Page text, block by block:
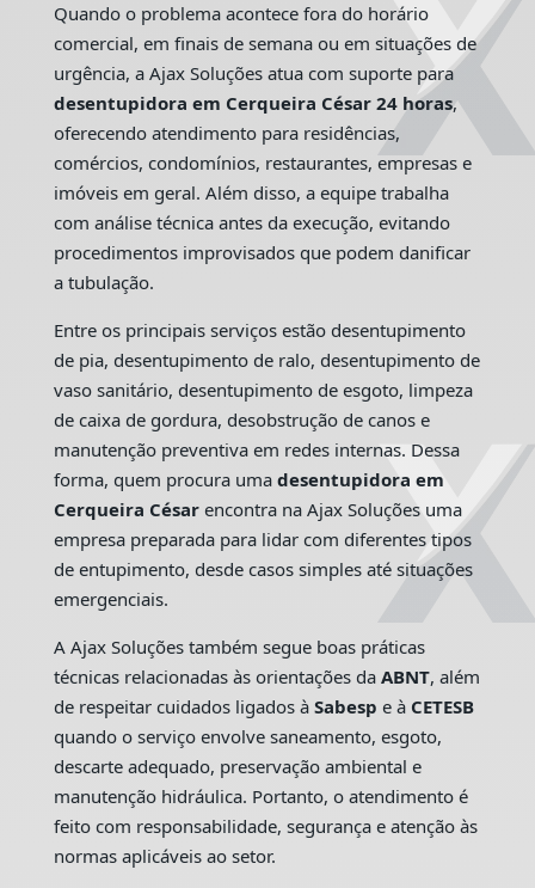
Quando o problema acontece fora do horário
comercial, em finais de semana ou em situações de
urgência, a Ajax Soluções atua com suporte para
desentupidora em Cerqueira César 24 horas,
oferecendo atendimento para residências,
comércios, condomínios, restaurantes, empresas e
imóveis em geral. Além disso, a equipe trabalha
com análise técnica antes da execução, evitando
procedimentos improvisados que podem danificar
a tubulação.
Entre os principais serviços estão desentupimento
de pia, desentupimento de ralo, desentupimento de
vaso sanitário, desentupimento de esgoto, limpeza
de caixa de gordura, desobstrução de canos e
manutenção preventiva em redes internas. Dessa
forma, quem procura uma desentupidora em
Cerqueira Césarencontra na Ajax Soluções uma
empresa preparada para lidar com diferentes tipos
de entupimento, desde casos simples até situações
emergenciais.
A Ajax Soluções também segue boas práticas
técnicas relacionadas às orientações da ABNT, além
de respeitar cuidados ligados à Sabesp e à CETESB
quando o serviço envolve saneamento, esgoto,
descarte adequado, preservação ambiental e
manutenção hidráulica. Portanto, o atendimento é
feito com responsabilidade, segurança e atenção às
normas aplicáveis ao setor.